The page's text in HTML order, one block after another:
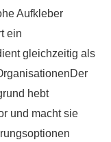
Aufkleber
ein
gleichzeitig als
hebt
und macht sie